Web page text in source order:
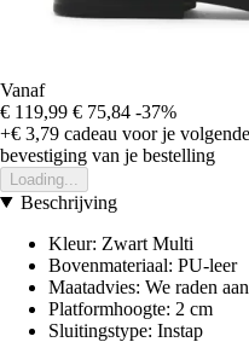
Vanaf
€ 119,99 € 75,84 -37%
+€ 3,79 cadeau voor je
bevestiging van je bestelling
Loading...
Beschrijving
Kleur: Zwart Multi
Bovenmateriaal: PU-leer
Maatadvies: We raden
Platformhoogte: 2 cm
Sluitingstype: Instap